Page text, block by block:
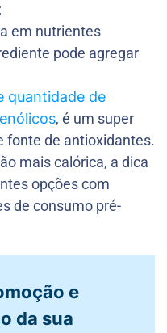
em nutrientes
pode agregar
quantidade de
, é um super
fonte de antioxidantes.
mais calórica, a dica
opções com
de consumo pré-
e
da sua